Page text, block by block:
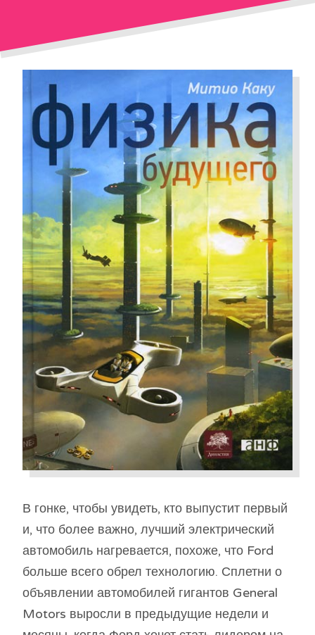
В гонке, чтобы увидеть, кто выпустит первый
и, что более важно, лучший электрический
автомобиль нагревается, похоже, что Ford
больше всего обрел технологию. Сплетни о
объявлении автомобилей гигантов General
Motors выросли в предыдущие недели и